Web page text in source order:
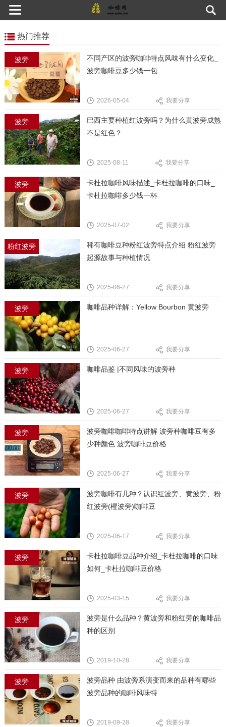
热门推荐
波旁
不同产区的波旁咖啡特点风味有什么变化_
波旁咖啡豆多少钱一包
2026-05-04 我要分享
波旁
巴西主要种植红波旁吗？为什么黄波旁成熟
不是红色？
2025-08-11 我要分享
波旁
卡杜拉咖啡风味描述_卡杜拉咖啡的口味_
卡杜拉咖啡多少钱一杯
2025-07-02 我要分享
粉红波旁
稀有咖啡豆种粉红波旁特点介绍 粉红波旁
起源故事与种植情况
2025-06-27 我要分享
波旁 咖啡品种详解：Yellow Bourbon 黄波旁
2025-06-27 我要分享
波旁 咖啡品鉴 |不同风味的波旁种
2025-06-27 我要分享
波旁
波旁咖啡咖啡特点讲解 波旁种咖啡豆有多
少种颜色 波旁咖啡豆价格
2025-06-27 我要分享
波旁
波旁咖啡有几种？认识红波旁、黄波旁、粉
红波旁(橙波旁)咖啡豆
2025-06-17 我要分享
波旁
卡杜拉咖啡豆品种介绍_卡杜拉咖啡的口味
如何_卡杜拉咖啡豆价格
2025-03-15 我要分享
波旁
波旁是什么品种？黄波旁和粉红旁的咖啡品
种的区别
2019-10-28 我要分享
波旁
波旁品种 由波旁系演变而来的品种有哪些
波旁品种的咖啡风味特
2019-09-28 我要分享